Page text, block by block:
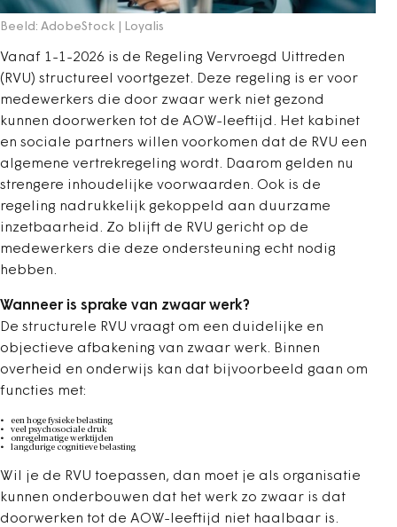
Beeld: AdobeStock | Loyalis
Vanaf 1-1-2026 is de Regeling Vervroegd Uittreden
(RVU) structureel voortgezet. Deze regeling is er voor
medewerkers die door zwaar werk niet gezond
kunnen doorwerken tot de AOW-leeftijd. Het kabinet
en sociale partners willen voorkomen dat de RVU een
algemene vertrekregeling wordt. Daarom gelden nu
strengere inhoudelijke voorwaarden. Ook is de
regeling nadrukkelijk gekoppeld aan duurzame
inzetbaarheid. Zo blijft de RVU gericht op de
medewerkers die deze ondersteuning echt nodig
hebben.
Wanneer is sprake van zwaar werk?
De structurele RVU vraagt om een duidelijke en
objectieve afbakening van zwaar werk. Binnen
overheid en onderwijs kan dat bijvoorbeeld gaan om
functies met:
een hoge fysieke belasting
veel psychosociale druk
onregelmatige werktijden
langdurige cognitieve belasting
Wil je de RVU toepassen, dan moet je als organisatie
kunnen onderbouwen dat het werk zo zwaar is dat
doorwerken tot de AOW-leeftijd niet haalbaar is.